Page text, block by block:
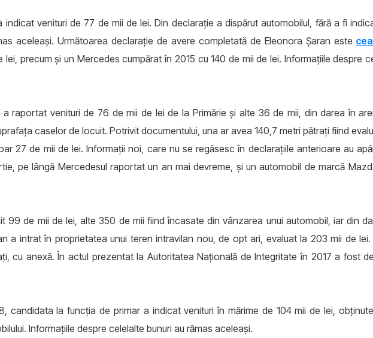
indicat venituri de 77 de mii de lei. Din declarație a dispărut automobilul, fără a fi
aceleași. Următoarea declarație de avere completată de Eleonora Șaran este
lei, precum și un Mercedes cumpărat în 2015 cu 140 de mii de lei. Informațiile despre
a raportat venituri de 76 de mii de lei de la Primărie și alte 36 de mii, din darea în
caselor de locuit. Potrivit documentului, una ar avea 140,7 metri pătrați fiind
27 de mii de lei. Informații noi, care nu se regăsesc în declarațiile anterioare au
pe lângă Mercedesul raportat un an mai devreme, și un automobil de marcă
99 de mii de lei, alte 350 de mii fiind încasate din vânzarea unui automobil, iar din
a intrat în proprietatea unui teren intravilan nou, de opt ari, evaluat la 203 mii de
cu anexă. În actul prezentat la Autoritatea Națională de Integritate în 2017 a fost
candidata la funcția de primar a indicat venituri în mărime de 104 mii de lei,
Informațiile despre celelalte bunuri au rămas aceleași.